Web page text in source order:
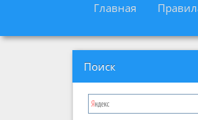
Главная
Поиск